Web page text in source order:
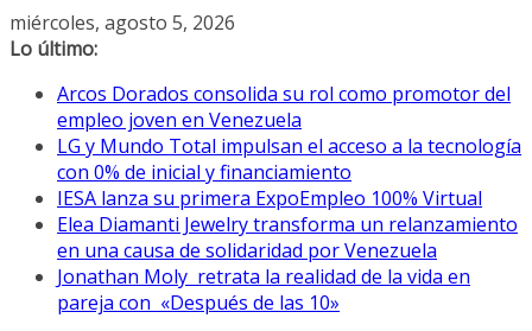
Saltar
al
miércoles, agosto 5, 2026
Lo último:
Arcos Dorados consolida su rol como promotor del
empleo joven en Venezuela
LG y Mundo Total impulsan el acceso a la tecnología
con 0% de inicial y financiamiento
IESA lanza su primera ExpoEmpleo 100% Virtual
Elea Diamanti Jewelry transforma un relanzamiento
en una causa de solidaridad por Venezuela
Jonathan Moly retrata la realidad de la vida en
pareja con «Después de las 10»